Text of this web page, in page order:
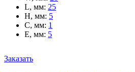
L, мм: 25
H, мм: 5
C, мм: 1
E, мм: 5
Заказать